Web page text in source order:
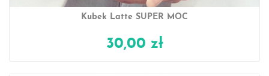
Kubek Latte SUPER MOC
30,00 zł